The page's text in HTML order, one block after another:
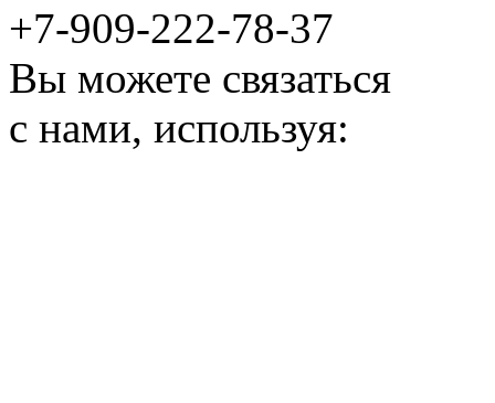
+7-909-222-78-37
Вы можете связаться
с нами, используя: